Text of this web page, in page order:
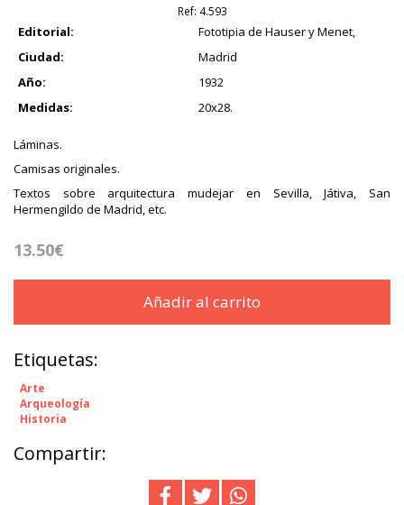
Ref: 4.593
Editorial:
Fototipia de Hauser y Menet,
Ciudad:
Madrid
Año:
1932
Medidas:
20x28.
Láminas.
Camisas originales.
Textos sobre arquitectura mudejar en Sevilla, Játiva, San
Hermengildo de Madrid, etc.
13.50€
Añadir al carrito
Etiquetas:
Arte
Arqueología
Historia
Compartir: